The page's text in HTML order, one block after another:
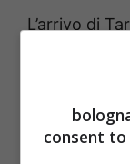
L’arrivo di
vera e
disponibilità
dalle
consent